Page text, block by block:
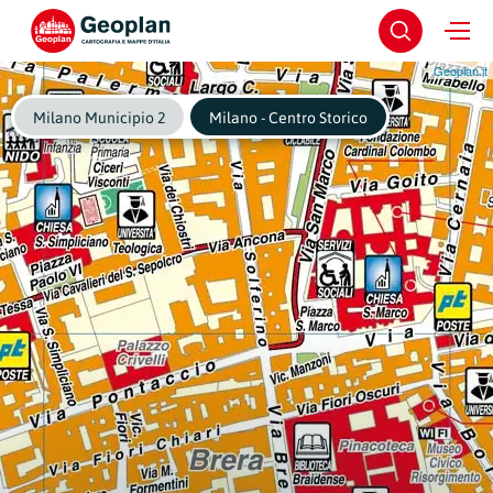
Geoplan.it
Milano Municipio 2 Milano - Centro Storico